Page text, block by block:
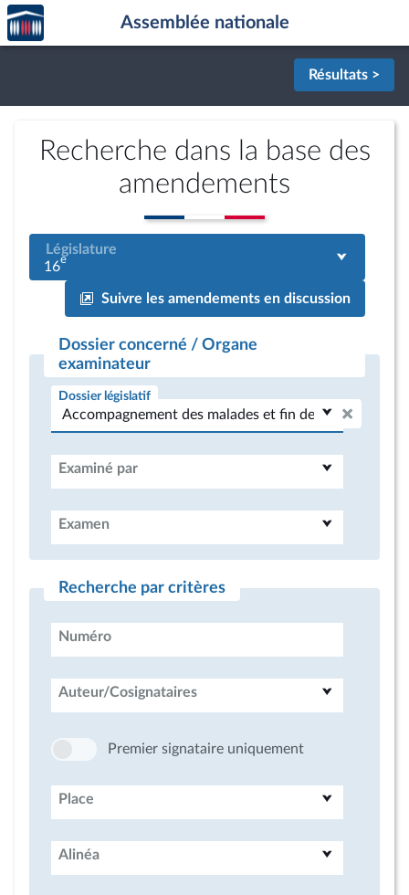
Aller au contenu
Aller en bas de la page
Accèder
à la
page
Assemblée nationale
Résultats >
Recherche dans la base des
amendements
Législature
16e
Suivre les amendements en discussion
Dossier concerné / Organe
examinateur
Dossier législatif
Examiné par
Examen
Recherche par critères
Numéro
Auteur/Cosignataires
Premier signataire uniquement
Place
Alinéa